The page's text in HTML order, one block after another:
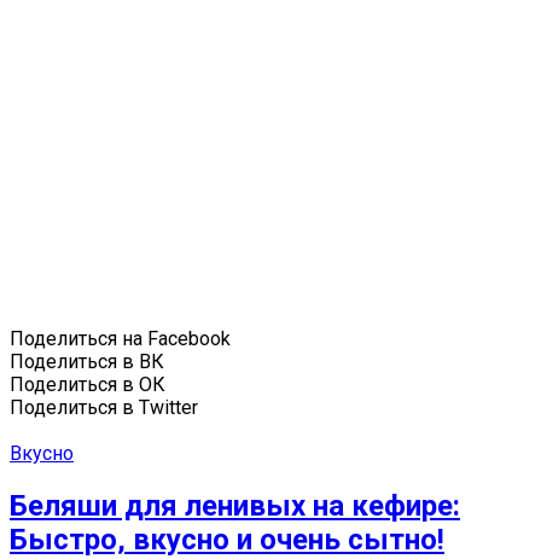
Поделиться на Facebook
Поделиться в ВК
Поделиться в ОК
Поделиться в Twitter
Вкусно
Беляши для ленивых на кефире:
Быстро, вкусно и очень сытно!